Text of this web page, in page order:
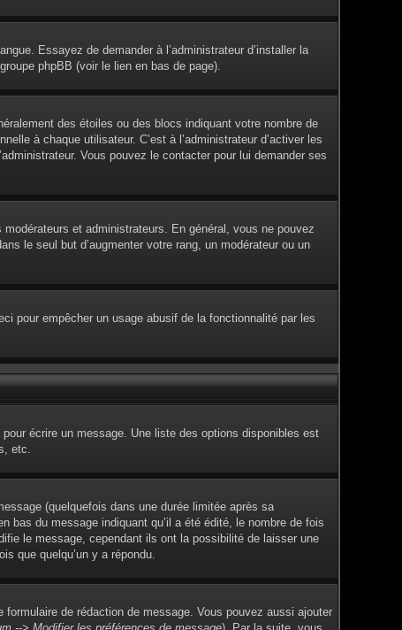
Essayez de demander à l’administrateur d’installer la
phpBB (voir le lien en bas de page).
des étoiles ou des blocs indiquant votre nombre de
à chaque utilisateur. C’est à l’administrateur d’activer les
Vous pouvez le contacter pour lui demander ses
et administrateurs. En général, vous ne pouvez
le seul but d’augmenter votre rang, un modérateur ou un
pour empêcher un usage abusif de la fonctionnalité par les
écrire un message. Une liste des options disponibles est
etc.
(quelquefois dans une durée limitée après sa
bas du message indiquant qu’il a été édité, le nombre de fois
le message, cependant ils ont la possibilité de laisser une
que quelqu’un y a répondu.
formulaire de rédaction de message. Vous pouvez aussi ajouter